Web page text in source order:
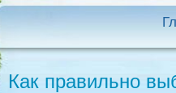
Как правильно